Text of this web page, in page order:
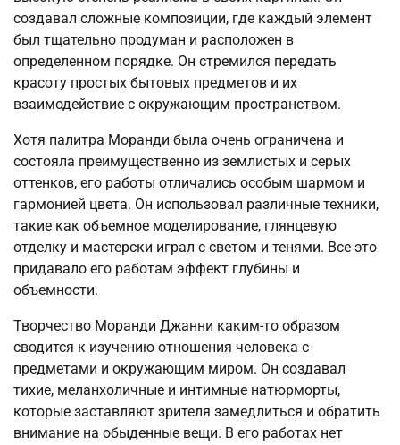
создавал сложные композиции, где каждый элемент
был тщательно продуман и расположен в
определенном порядке. Он стремился передать
красоту простых бытовых предметов и их
взаимодействие с окружающим пространством.
Хотя палитра Моранди была очень ограничена и
состояла преимущественно из землистых и серых
оттенков, его работы отличались особым шармом и
гармонией цвета. Он использовал различные техники,
такие как объемное моделирование, глянцевую
отделку и мастерски играл с светом и тенями. Все это
придавало его работам эффект глубины и
объемности.
Творчество Моранди Джанни каким-то образом
сводится к изучению отношения человека с
предметами и окружающим миром. Он создавал
тихие, меланхоличные и интимные натюрморты,
которые заставляют зрителя замедлиться и обратить
внимание на обыденные вещи. В его работах нет